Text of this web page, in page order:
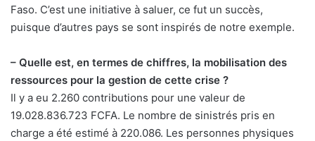
Faso. C’est une initiative à saluer, ce fut un succès,
puisque d’autres pays se sont inspirés de notre exemple.
– Quelle est, en termes de chiffres, la mobilisation des
ressources pour la gestion de cette crise ?
Il y a eu 2.260 contributions pour une valeur de
19.028.836.723 FCFA. Le nombre de sinistrés pris en
charge a été estimé à 220.086. Les personnes physiques